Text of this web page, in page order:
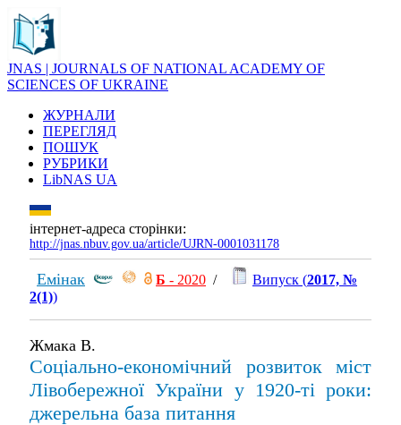
JNAS | JOURNALS OF NATIONAL ACADEMY OF
SCIENCES OF UKRAINE
ЖУРНАЛИ
ПЕРЕГЛЯД
ПОШУК
РУБРИКИ
LibNAS UA
інтернет-адреса сторінки:
http://jnas.nbuv.gov.ua/article/UJRN-0001031178
Емінак Б - 2020 / Випуск (2017, №
2(1))
Жмака В.
Соціально-економічний розвиток міст
Лівобережної України у 1920-ті роки:
джерельна база питання